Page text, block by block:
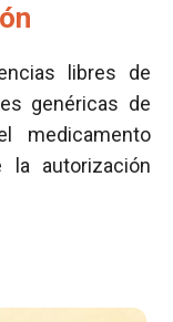
libres de
genéricas de
medicamento
autorización